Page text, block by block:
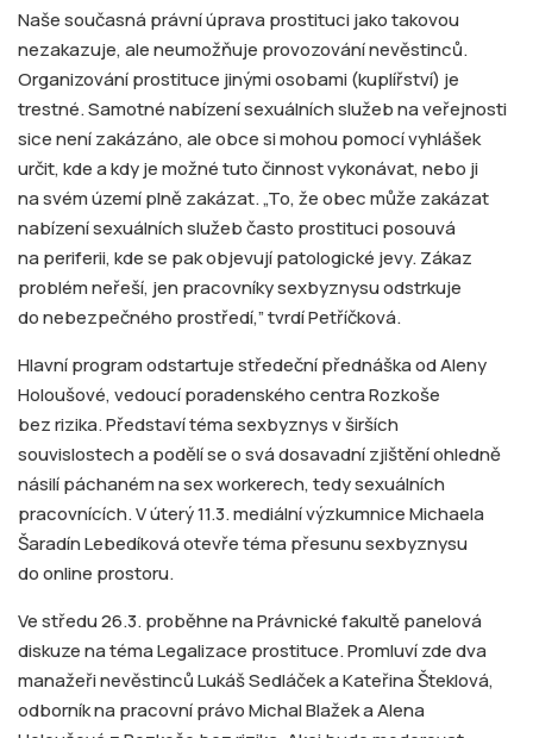
Naše současná právní úprava prostituci jako takovou
nezakazuje, ale neumožňuje provozování nevěstinců.
Organizování prostituce jinými osobami (kuplířství) je
trestné. Samotné nabízení sexuálních služeb na veřejnosti
sice není zakázáno, ale obce si mohou pomocí vyhlášek
určit, kde a kdy je možné tuto činnost vykonávat, nebo ji
na svém území plně zakázat. „To, že obec může zakázat
nabízení sexuálních služeb často prostituci posouvá
na periferii, kde se pak objevují patologické jevy. Zákaz
problém neřeší, jen pracovníky sexbyznysu odstrkuje
do nebezpečného prostředí,” tvrdí Petříčková.
Hlavní program odstartuje středeční přednáška od Aleny
Holoušové, vedoucí poradenského centra Rozkoše
bez rizika. Představí téma sexbyznys v širších
souvislostech a podělí se o svá dosavadní zjištění ohledně
násilí páchaném na sex workerech, tedy sexuálních
pracovnících. V úterý 11.3. mediální výzkumnice Michaela
Šaradín Lebedíková otevře téma přesunu sexbyznysu
do online prostoru.
Ve středu 26.3. proběhne na Právnické fakultě panelová
diskuze na téma Legalizace prostituce. Promluví zde dva
manažeři nevěstinců Lukáš Sedláček a Kateřina Šteklová,
odborník na pracovní právo Michal Blažek a Alena